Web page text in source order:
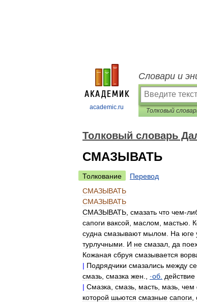
academic.ru
Словари и
Толковый словарь
СМАЗЫВАТЬ
Толкование
Перевод
СМАЗЫВАТЬ
СМАЗЫВАТЬ
СМАЗЫВАТЬ смазать что чем-
сапоги ваксой маслом мастью
судна смазывают мылом На юге
турлучными
И не смазал да
Кожаная сбруя смазывается
| Подрядчики смазались между
смазь смазка жен ·об действие
| Смазка смазь масть мазь чем
которой шьются смазные сапоги